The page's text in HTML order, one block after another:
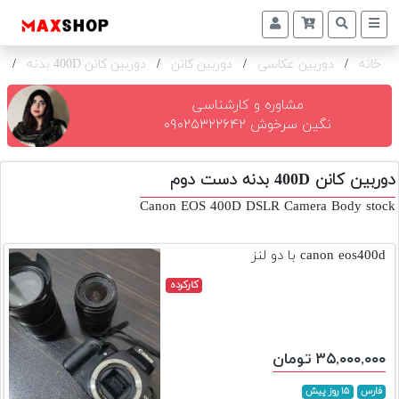
دوربین
و
تجهیزات
و
اکسسوری
دوم
اجاره
دوربین
و
خانه / دوربین عکاسی / دوربین کانن / دوربین کانن 400D بدنه /
مشاوره و کارشناسی
نگین سرخوش ۰۹۰۲۵۳۲۲۶۴۲
دوربین کانن 400D بدنه دست دوم
Canon EOS 400D DSLR Camera Body stock
canon eos400d با دو لنز
کارکرده
۳۵,۰۰۰,۰۰۰ تومان
فارس ۱۵ روز پیش